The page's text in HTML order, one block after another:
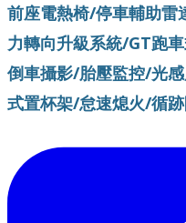
前座電熱椅/停車輔助
力轉向升級系統/GT跑
倒車攝影/胎壓監控/光
式置杯架/怠速熄火/循